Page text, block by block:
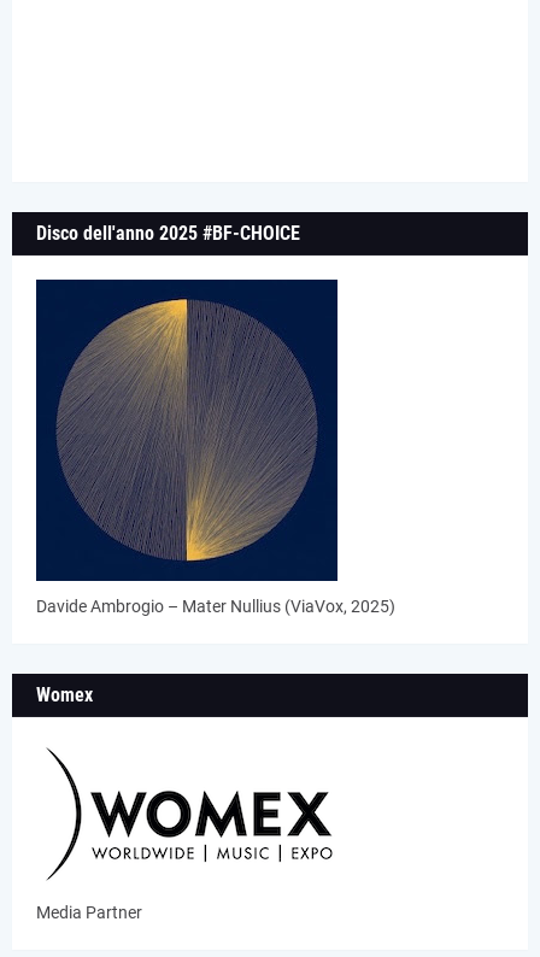
Disco dell'anno 2025 #BF-CHOICE
Davide Ambrogio – Mater Nullius (ViaVox, 2025)
Womex
Media Partner